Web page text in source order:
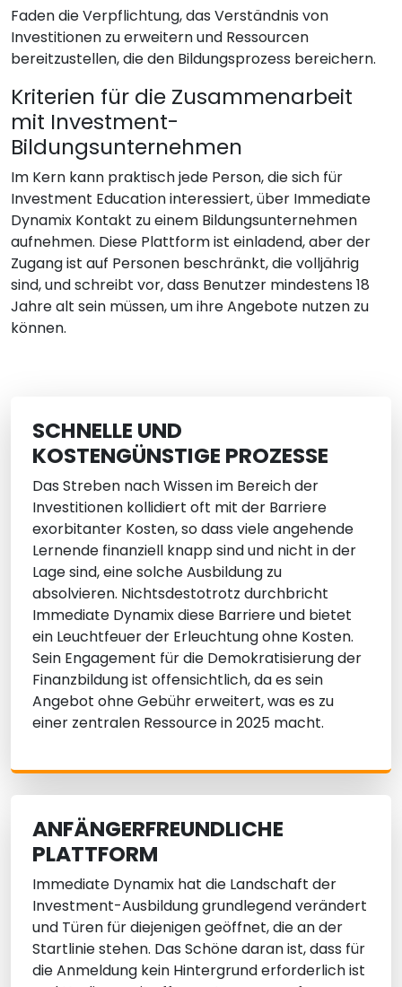
Faden die Verpflichtung, das Verständnis von
Investitionen zu erweitern und Ressourcen
bereitzustellen, die den Bildungsprozess bereichern.
Kriterien für die Zusammenarbeit
mit Investment-
Bildungsunternehmen
Im Kern kann praktisch jede Person, die sich für
Investment Education interessiert, über Immediate
Dynamix Kontakt zu einem Bildungsunternehmen
aufnehmen. Diese Plattform ist einladend, aber der
Zugang ist auf Personen beschränkt, die volljährig
sind, und schreibt vor, dass Benutzer mindestens 18
Jahre alt sein müssen, um ihre Angebote nutzen zu
können.
SCHNELLE UND
KOSTENGÜNSTIGE PROZESSE
Das Streben nach Wissen im Bereich der
Investitionen kollidiert oft mit der Barriere
exorbitanter Kosten, so dass viele angehende
Lernende finanziell knapp sind und nicht in der
Lage sind, eine solche Ausbildung zu
absolvieren. Nichtsdestotrotz durchbricht
Immediate Dynamix diese Barriere und bietet
ein Leuchtfeuer der Erleuchtung ohne Kosten.
Sein Engagement für die Demokratisierung der
Finanzbildung ist offensichtlich, da es sein
Angebot ohne Gebühr erweitert, was es zu
einer zentralen Ressource in 2025 macht.
ANFÄNGERFREUNDLICHE
PLATTFORM
Immediate Dynamix hat die Landschaft der
Investment-Ausbildung grundlegend verändert
und Türen für diejenigen geöffnet, die an der
Startlinie stehen. Das Schöne daran ist, dass für
die Anmeldung kein Hintergrund erforderlich ist